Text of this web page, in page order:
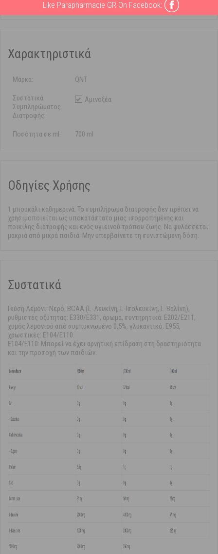
Ενέργεια με Γεύση Lemon 700 ml
Χαρακτηριστικά
Μάρκα: QNT
Συστατικά
Συμπληρώματος
Διατροφής:
Αμινοξέα
Ποσότητα σε ml: 700 ml
Οδηγίες Χρήσης
1 μπουκάλι καθημερινά. Το συμπλήρωμα διατροφής δεν πρέπει να
χρησιμοποιείται ως υποκατάστατο μιας ισορροπημένης και
ποικίλης διατροφής και ενός υγιεινού τρόπου ζωής. Να φυλάσσεται
μακριά από μικρά παιδιά. Μην υπερβαίνετε τη συνιστώμενη δόση.
Συστατικά
Γεύση Λεμόνι: Νερό, BCAA (L-Λευκίνη, L-Ισολευκίνη, L-Βαλίνη),
ρυθμιστές οξύτητας: E330/E331, άρωμα, συντηρητικά: E202/E211,
χυμός λεμονιού από συμπυκνωμένο 0,5%, γλυκαντικό: E955,
χρωστικές: E104/E110.
E104/E110: Μπορεί να έχει αρνητική επίδραση στη δραστηριότητα
και την προσοχή των παιδιών.
Like Parapharmacie GR On Facebook: